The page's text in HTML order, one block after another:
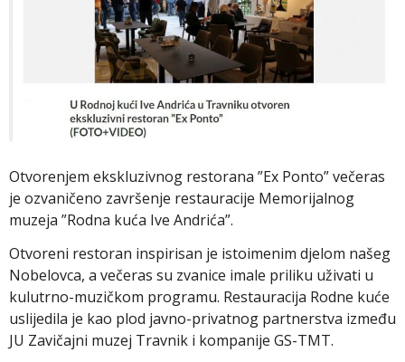
Otvorenjem ekskluzivnog restorana ”Ex Ponto” večeras
je ozvaničeno završenje restauracije Memorijalnog
muzeja ”Rodna kuća Ive Andrića”.
Otvoreni restoran inspirisan je istoimenim djelom našeg
Nobelovca, a večeras su zvanice imale priliku uživati u
kulutrno-muzičkom programu. Restauracija Rodne kuće
uslijedila je kao plod javno-privatnog partnerstva između
JU Zavičajni muzej Travnik i kompanije GS-TMT.